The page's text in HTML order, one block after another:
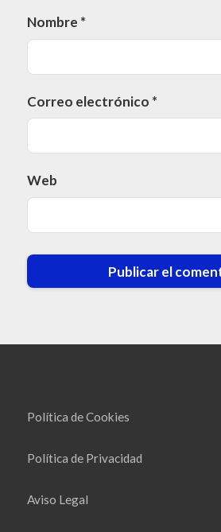
Nombre *
Correo electrónico *
Web
Política de Cookies
Política de Privacidad
Aviso Legal